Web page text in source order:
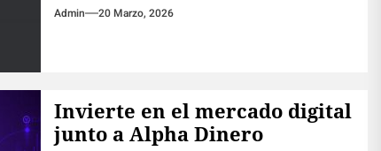
Admin 20 Marzo, 2026
Invierte en el mercado digital
junto a Alpha Dinero